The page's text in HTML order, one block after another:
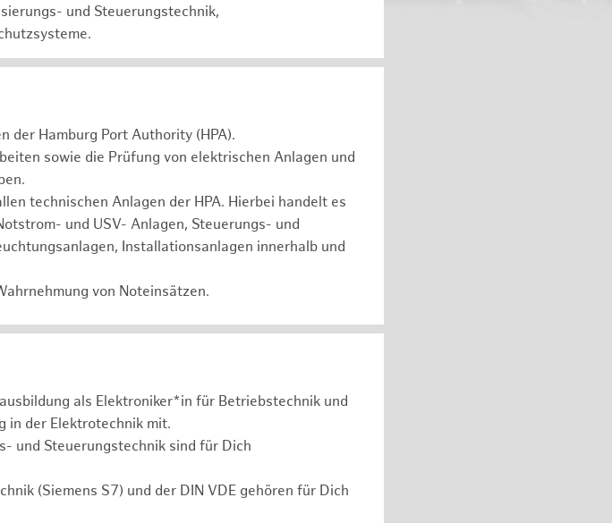
und Steuerungstechnik,
der Hamburg Port Authority (HPA).
sowie die Prüfung von elektrischen Anlagen und
technischen Anlagen der HPA. Hierbei handelt es
und USV- Anlagen, Steuerungs- und
Installationsanlagen innerhalb und
von Noteinsätzen.
als Elektroniker*in für Betriebstechnik und
in der Elektrotechnik mit.
und Steuerungstechnik sind für Dich
(Siemens S7) und der DIN VDE gehören für Dich